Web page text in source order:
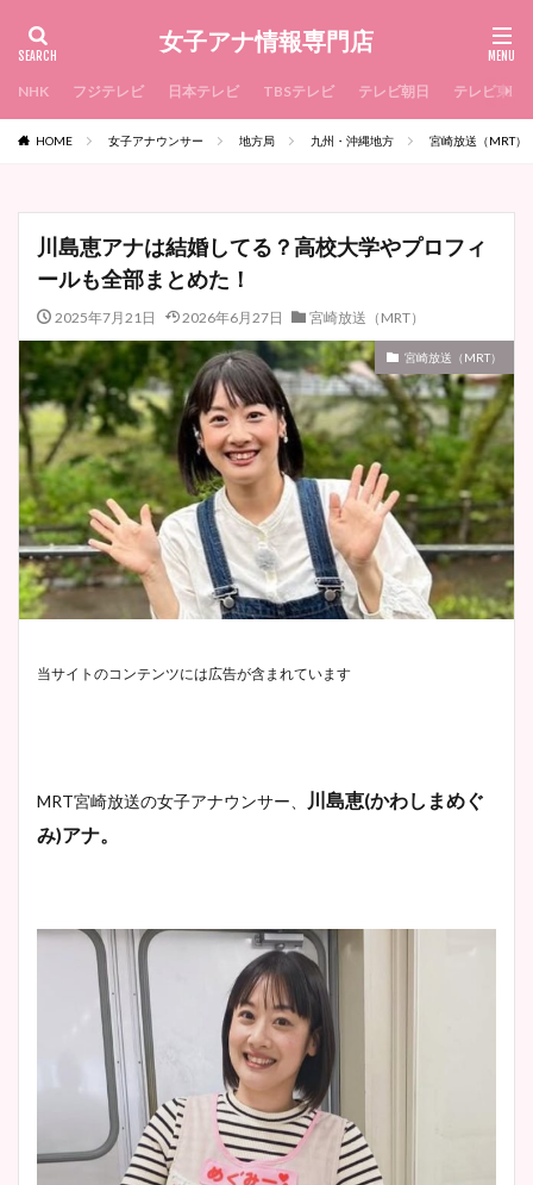
女子アナ情報専門店
NHK フジテレビ 日本テレビ TBSテレビ テレビ朝日 テレビ東京
HOME 女子アナウンサー 地方局 九州・沖縄地方 宮崎放送（MRT）
川島恵アナは結婚してる？高校大学やプロフィ
ールも全部まとめた！
2025年7月21日 2026年6月27日 宮崎放送（MRT）
宮崎放送（MRT）
当サイトのコンテンツには広告が含まれています
MRT宮崎放送の女子アナウンサー、
川島恵(かわしまめぐ
み)アナ。